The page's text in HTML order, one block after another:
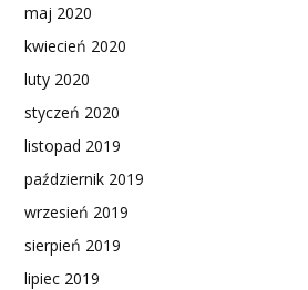
maj 2020
kwiecień 2020
luty 2020
styczeń 2020
listopad 2019
październik 2019
wrzesień 2019
sierpień 2019
lipiec 2019